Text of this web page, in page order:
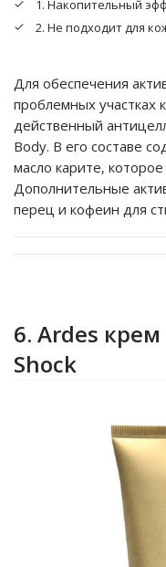
1. Накопительный
2. Не подходит для
Для обеспечения
проблемных участках
действенный
Body. В его составе
масло карите,
Дополнительные
перец и кофеин для
6. Ardes
Shock